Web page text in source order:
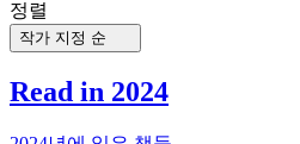
정렬
작가 지정 순
Read in 2024